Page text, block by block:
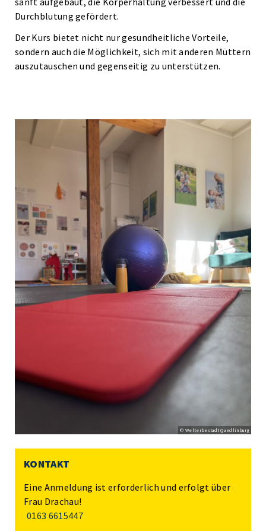
Durchblutung gefördert.
Der Kurs bietet nicht nur gesundheitliche Vorteile,
sondern auch die Möglichkeit, sich mit anderen Müttern
auszutauschen und gegenseitig zu unterstützen.
© Welterbestadt Quedlinburg
KONTAKT
Eine Anmeldung ist erforderlich und erfolgt über
Frau Drachau!
0163 6615447